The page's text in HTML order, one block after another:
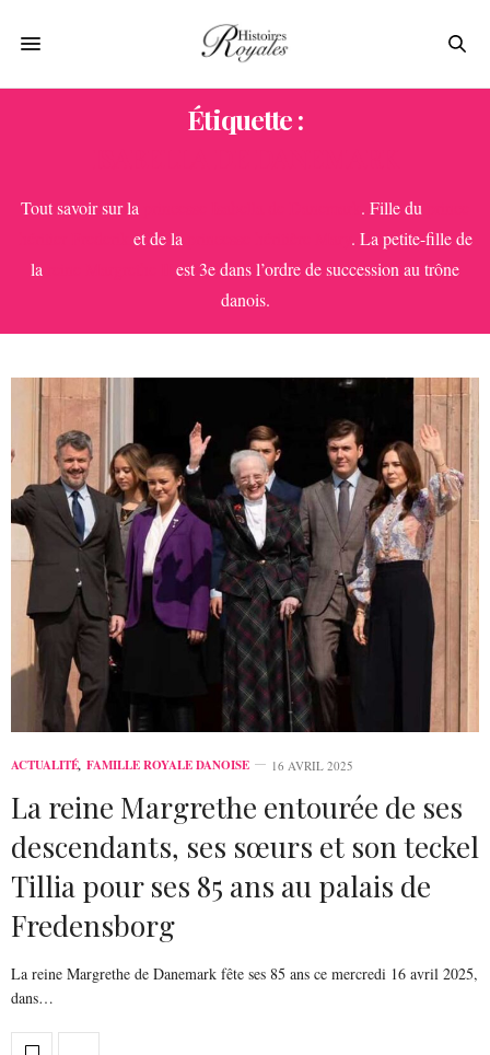
Étiquette :
Tout savoir sur la . Fille du
et de la
. La petite-fille de
la
est 3e dans l’ordre de succession au trône
danois.
ACTUALITÉ, FAMILLE ROYALE DANOISE 16 AVRIL 2025
La reine Margrethe entourée de ses
descendants, ses sœurs et son teckel
Tillia pour ses 85 ans au palais de
Fredensborg
La reine Margrethe de Danemark fête ses 85 ans ce mercredi 16 avril 2025,
dans…